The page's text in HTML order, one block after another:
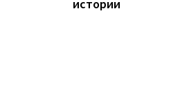
истории